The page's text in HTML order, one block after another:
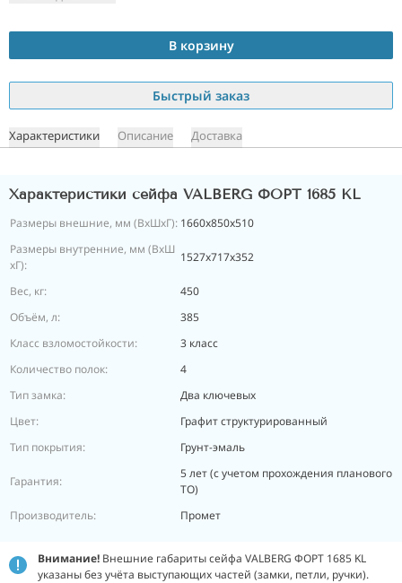
В корзину
Быстрый заказ
Характеристики Описание Доставка
Характеристики сейфа VALBERG ФОРТ 1685 KL
Размеры внешние, мм (ВхШхГ): 1660x850x510
Размеры внутренние, мм (ВхШ
хГ):
1527x717x352
Вес, кг:
450
Объём, л:
385
Класс взломостойкости:
3 класс
Количество полок:
4
Тип замка:
Два ключевых
Цвет:
Графит структурированный
Тип покрытия:
Грунт-эмаль
Гарантия:
5 лет (с учетом прохождения планового
ТО)
Производитель:
Промет
Внимание! Внешние габариты сейфа VALBERG ФОРТ 1685 KL
указаны без учёта выступающих частей (замки, петли, ручки).